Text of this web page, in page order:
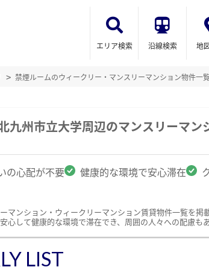
エリア検索 沿線検索 地
禁煙ルームのウィークリー・マンスリーマンション物件一
九州市立大学周辺のマンスリーマ
の心配が不要 健康的な環境で安心滞在
マンション・ウィークリーマンション賃貸物件一覧を
心して健康的な環境で滞在でき、周囲の人々への配慮も
LIST